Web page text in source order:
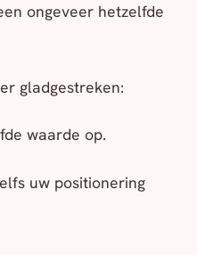
ongeveer hetzelfde
gladgestreken:
waarde op.
uw positionering